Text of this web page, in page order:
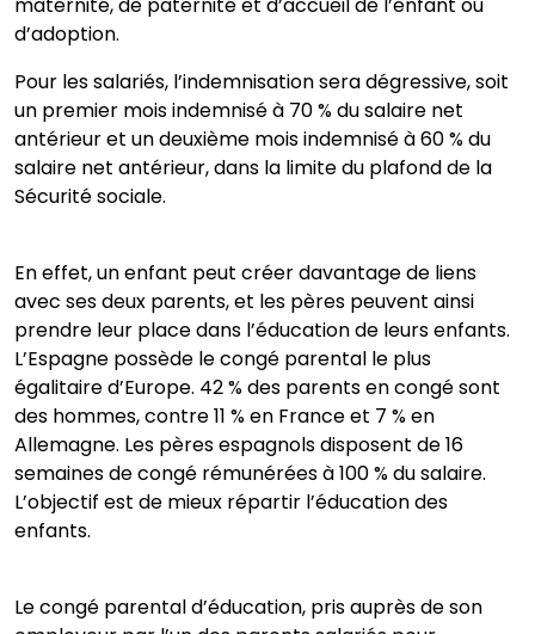
d’adoption.
Pour les salariés, l’indemnisation sera dégressive, soit
un premier mois indemnisé à 70 % du salaire net
antérieur et un deuxième mois indemnisé à 60 % du
salaire net antérieur, dans la limite du plafond de la
Sécurité sociale.
En effet, un enfant peut créer davantage de liens
avec ses deux parents, et les pères peuvent ainsi
prendre leur place dans l’éducation de leurs enfants.
L’Espagne possède le congé parental le plus
égalitaire d’Europe. 42 % des parents en congé sont
des hommes, contre 11 % en France et 7 % en
Allemagne. Les pères espagnols disposent de 16
semaines de congé rémunérées à 100 % du salaire.
L’objectif est de mieux répartir l’éducation des
enfants.
Le congé parental d’éducation, pris auprès de son